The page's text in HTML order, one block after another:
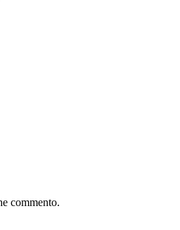
commento.